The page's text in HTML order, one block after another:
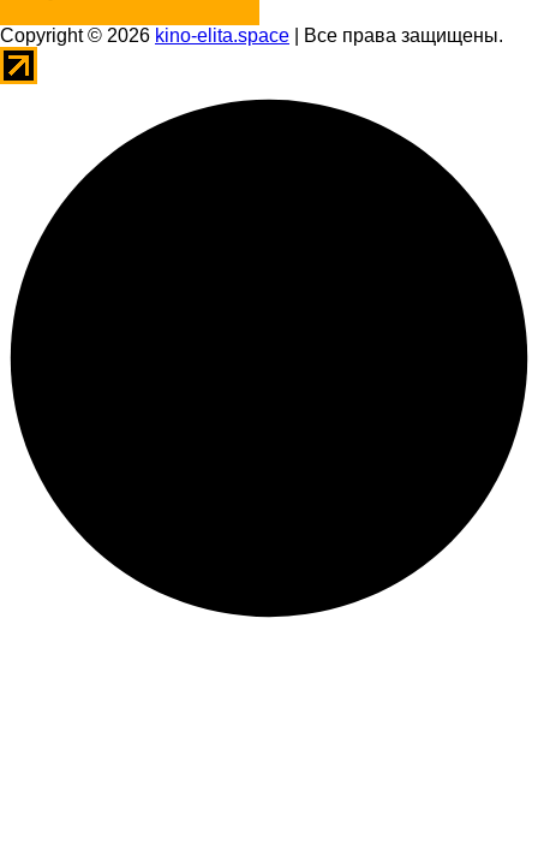
Copyright © 2026 kino-elita.space | Все права защищены.